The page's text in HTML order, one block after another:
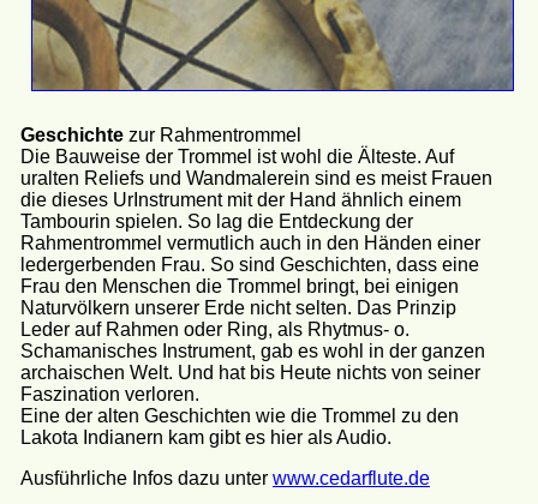
Geschichte zur Rahmentrommel
Die Bauweise der Trommel ist wohl die Älteste. Auf
uralten Reliefs und Wandmalerein sind es meist Frauen
die dieses UrInstrument mit der Hand ähnlich einem
Tambourin spielen. So lag die Entdeckung der
Rahmentrommel vermutlich auch in den Händen einer
ledergerbenden Frau. So sind Geschichten, dass eine
Frau den Menschen die Trommel bringt, bei einigen
Naturvölkern unserer Erde nicht selten. Das Prinzip
Leder auf Rahmen oder Ring, als Rhytmus- o.
Schamanisches Instrument, gab es wohl in der ganzen
archaischen Welt. Und hat bis Heute nichts von seiner
Faszination verloren.
Eine der alten Geschichten wie die Trommel zu den
Lakota Indianern kam gibt es hier als Audio.
Ausführliche Infos dazu unter www.cedarflute.de